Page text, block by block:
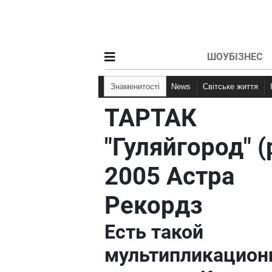
ШОУБІЗНЕС
Знаменитості News Світське життя
ТАРТАК
"Гуляйгород"
2005 Астра
Рекордз
Есть такой